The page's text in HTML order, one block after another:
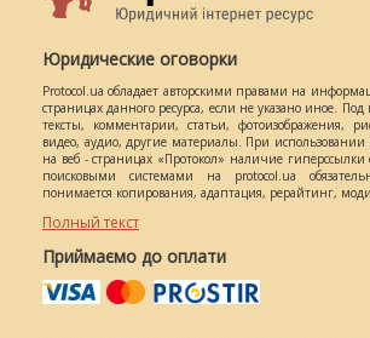
Юридические оговорки
Protocol.ua обладает авторскими правами на
страницах данного ресурса, если не указано иное.
тексты, комментарии, статьи, фотоизображения,
видео, аудио, другие материалы. При
на веб - страницах «Протокол» наличие гиперссылки
поисковыми системами на protocol.ua
понимается копирования, адаптация, рерайтинг,
Полный текст
Приймаємо до оплати